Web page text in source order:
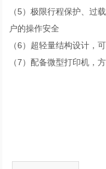
（5）极限行程保护、过
户的操作安全
（6）超轻量结构设计，
（7）配备微型打印机，